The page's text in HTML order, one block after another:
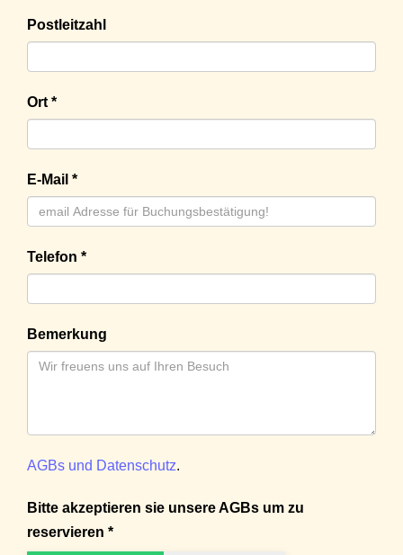
Postleitzahl
Ort *
E-Mail *
Telefon *
Bemerkung
AGBs und Datenschutz.
Bitte akzeptieren sie unsere AGBs um zu
reservieren *